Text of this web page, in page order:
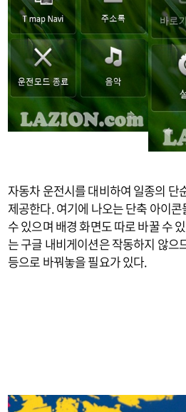
자동차 운전시를 대비하여 일종의 단
제공한다. 여기에 나오는 단축 아이
수 있으며 배경 화면도 따로 바꿀 수
는 구글 내비게이션은 작동하지 않으
등으로 바꿔놓을 필요가 있다.